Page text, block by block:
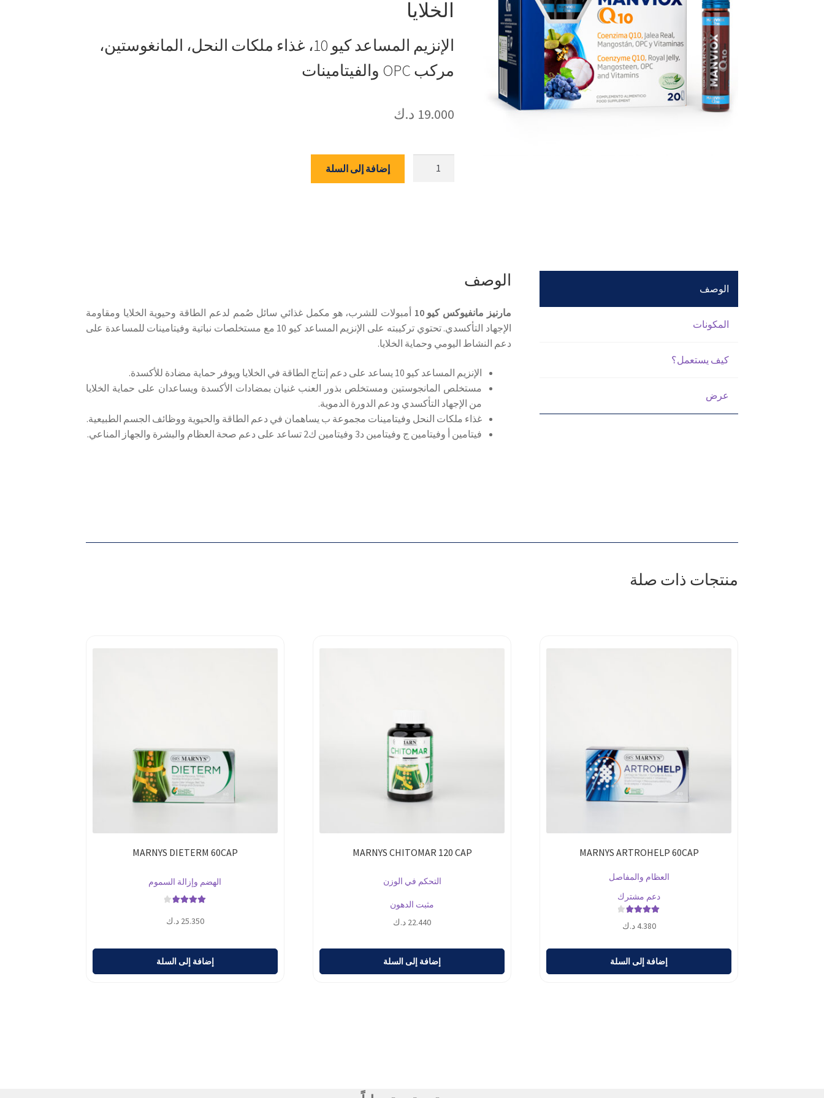
الخلايا
الإنزيم المساعد كيو 10، غذاء ملكات النحل، المانغوستين،
مركب OPC والفيتامينات
19.000 د.ك
إضافة إلى السلة
الوصف
المكونات
كيف يستعمل؟
عرض
الوصف
مارنيز مانفيوكس كيو 10
أمبولات للشرب، هو مكمل غذائي سائل صُمم لدعم الطاقة وحيوية الخلايا ومقاومة
الإجهاد التأكسدي. تحتوي تركيبته على الإنزيم المساعد كيو 10 مع مستخلصات نباتية وفيتامينات للمساعدة على
دعم النشاط اليومي وحماية الخلايا.
الإنزيم المساعد كيو 10 يساعد على دعم إنتاج الطاقة في الخلايا ويوفر حماية مضادة للأكسدة.
مستخلص المانجوستين ومستخلص بذور العنب غنيان بمضادات الأكسدة ويساعدان على حماية الخلايا
من الإجهاد التأكسدي ودعم الدورة الدموية.
غذاء ملكات النحل وفيتامينات مجموعة ب يساهمان في دعم الطاقة والحيوية ووظائف الجسم الطبيعية.
فيتامين أ وفيتامين ج وفيتامين د3 وفيتامين ك2 تساعد على دعم صحة العظام والبشرة والجهاز المناعي.
منتجات ذات صلة
MARNYS ARTROHELP 60CAP
العظام والمفاصل
دعم مشترك
من 5
4.380د.ك
إضافة إلى السلة
MARNYS CHITOMAR 120 CAP
التحكم في الوزن
مثبت الدهون
22.440 د.ك
إضافة إلى السلة
MARNYS DIETERM 60CAP
الهضم وإزالة السموم
4.00من 5
25.350 د.ك
إضافة إلى السلة